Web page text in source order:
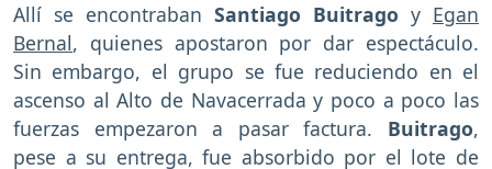
Allí se encontraban Santiago Buitrago y Egan
Bernal, quienes apostaron por dar espectáculo.
Sin embargo, el grupo se fue reduciendo en el
ascenso al Alto de Navacerrada y poco a poco las
fuerzas empezaron a pasar factura. Buitrago,
pese a su entrega, fue absorbido por el lote de